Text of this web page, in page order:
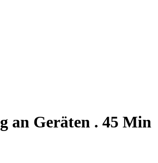
an Geräten . 45 Min